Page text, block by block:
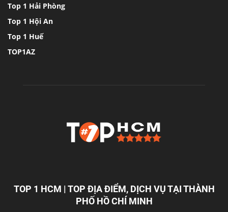
Top 1 Hải Phòng
Top 1 Hội An
Top 1 Huế
TOP1AZ
TOP 1 HCM | TOP ĐỊA ĐIỂM, DỊCH VỤ TẠI THÀNH
PHỐ HỒ CHÍ MINH